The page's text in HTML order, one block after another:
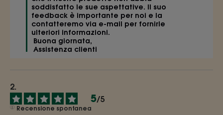
soddisfatto le sue aspettative. Il suo
feedback è importante per noi e la
contatteremo via e-mail per fornirle
ulteriori informazioni.
Assistenza clienti
5/5
Recensione spontanea